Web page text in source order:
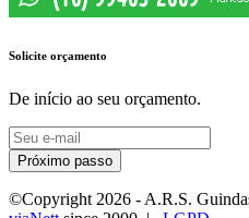
Solicite orçamento
De início ao seu orçamento.
Próximo passo
©Copyright 2026 - A.R.S.